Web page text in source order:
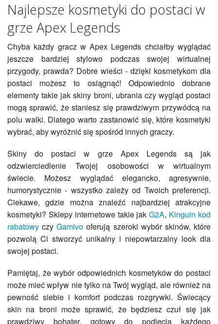
Najlepsze kosmetyki do postaci w
grze Apex Legends
Chyba każdy gracz w Apex Legends chciałby wyglądać
jeszcze bardziej stylowo podczas swojej wirtualnej
przygody, prawda? Dobre wieści - dzięki kosmetykom dla
postaci możesz to osiągnąć! Odpowiednio dobrane
elementy takie jak skiny broni, ubrania czy wygląd postaci
mogą sprawić, że staniesz się prawdziwym przywódcą na
polu walki. Dlatego warto zastanowić się, które kosmetyki
wybrać, aby wyróżnić się spośród innych graczy.
Skiny do postaci w grze Apex Legends są jak
odzwierciedlenie Twojej osobowości w wirtualnym
świecie. Możesz wyglądać elegancko, agresywnie,
humorystycznie - wszystko zależy od Twoich preferencji.
Ciekawe, gdzie można znaleźć najbardziej atrakcyjne
kosmetyki? Sklepy internetowe takie jakG2A, Kinguin kod
rabatowy czyGamivo oferują szeroki wybór skinów, które
pozwolą Ci stworzyć unikalny i niepowtarzalny look dla
swojej postaci.
Pamiętaj, że wybór odpowiednich kosmetyków do postaci
może mieć wpływ nie tylko na Twój wygląd, ale również na
pewność siebie i komfort podczas rozgrywki. Świecący
skin na broni może sprawić, że będziesz czuł się jak
prawdziwy bohater, gotowy do podjęcia każdego